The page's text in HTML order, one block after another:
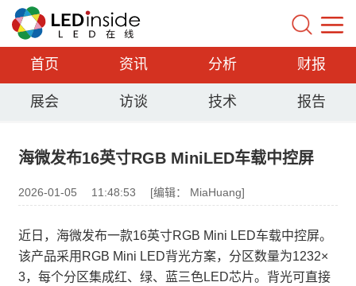
首页 资讯 分析 财报
展会 访谈 技术 报告
海微发布16英寸RGB MiniLED车载中控屏
2026-01-05 11:48:53 [编辑： MiaHuang]
近日，海微发布一款16英寸RGB Mini LED车载中控屏。
该产品采用RGB Mini LED背光方案，分区数量为1232×
3，每个分区集成红、绿、蓝三色LED芯片。背光可直接